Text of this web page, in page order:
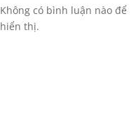
Không có bình luận nào để
hiển thị.